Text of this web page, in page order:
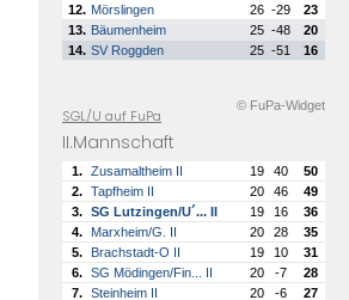
12. Mörslingen 26 -29
23
13. Bäumenheim 25 -48
20
14. SV Roggden 25 -51 16
© FuPa-Widget
SGL/U auf FuPa
II.Mannschaft
1. Zusamaltheim II 19 40
50
2.
Tapfheim II 20 46
49
3.
SG Lutzingen/U´... II 19 16
36
4.
Marxheim/G. II 20 28
35
5.
Brachstadt-O II 19 10
31
6.
SG Mödingen/Fin... II 20 -7
28
7.
Steinheim II 20 -6
27